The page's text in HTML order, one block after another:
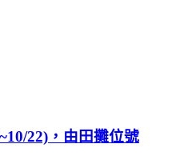
22)，由田攤位號